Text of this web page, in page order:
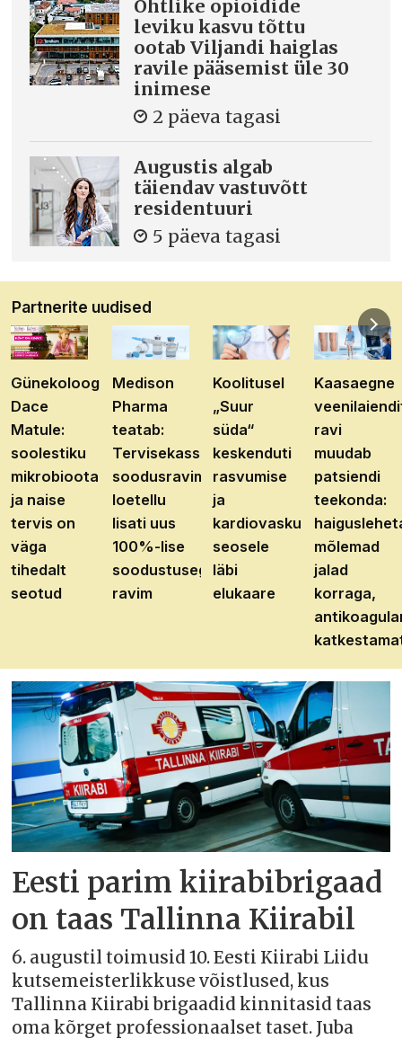
Ohtlike opioidide
leviku kasvu tõttu
ootab Viljandi haiglas
ravile pääsemist üle 30
inimese
2 päeva tagasi
Augustis algab
täiendav vastuvõtt
residentuuri
5 päeva tagasi
Partnerite uudised
Günekoloog
Dace
Matule:
soolestiku
mikrobioota
ja naise
tervis on
väga
tihedalt
seotud
Medison
Pharma
teatab:
Tervisekassa
soodusravimite
loetellu
lisati uus
100%-lise
soodustusega
ravim
Koolitusel
„Suur
süda“
keskenduti
rasvumise
ja
kardiovaskulaarhaiguste
seosele
läbi
elukaare
Kaasaegne
ravi
muudab
patsiendi
teekonda:
mõlemad
jalad
korraga,
Eesti parim kiirabibrigaad
on taas Tallinna Kiirabil
6. augustil toimusid 10. Eesti Kiirabi Liidu
kutsemeisterlikkuse võistlused, kus
Tallinna Kiirabi brigaadid kinnitasid taas
oma kõrget professionaalset taset. Juba